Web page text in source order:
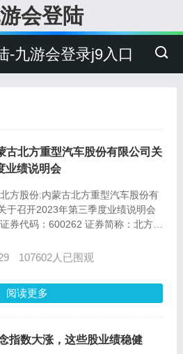
会登陆
-九游会登录j9入口
古北方重型汽车股份有限公司关
业绩说明会
方股份:内蒙古北方重型汽车股份有
于召开2023年第三季度业绩说明会
券代码：600262 证券简称：北方股
公司 关于召开2023年第三季度业绩
107602人已围观
阅读更多
指数大涨，这些股业绩稳健